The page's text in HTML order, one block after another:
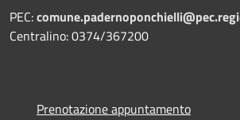
PEC:
Centralino: 0374/367200
Prenotazione appuntamento